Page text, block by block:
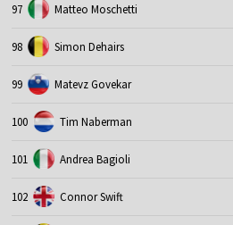
97 Matteo Moschetti
98 Simon Dehairs
99 Matevz Govekar
100 Tim Naberman
101 Andrea Bagioli
102 Connor Swift